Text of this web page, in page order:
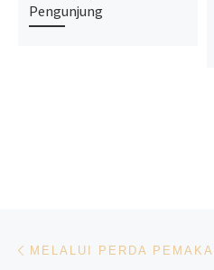
Pengunjung
Navigasi pos